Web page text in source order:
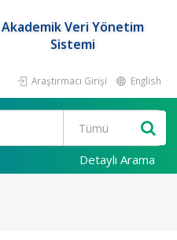
Akademik Veri Yönetim
Sistemi
Araştırmacı Girişi English
Detaylı Arama